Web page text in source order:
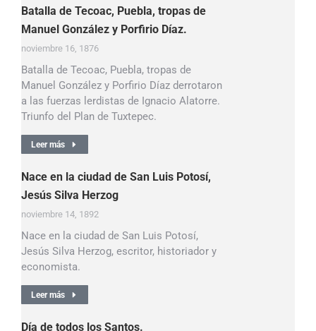
Batalla de Tecoac, Puebla, tropas de
Manuel González y Porfirio Díaz.
noviembre 16, 1876
Batalla de Tecoac, Puebla, tropas de
Manuel González y Porfirio Díaz derrotaron
a las fuerzas lerdistas de Ignacio Alatorre.
Triunfo del Plan de Tuxtepec.
Leer más
Nace en la ciudad de San Luis Potosí,
Jesús Silva Herzog
noviembre 14, 1892
Nace en la ciudad de San Luis Potosí,
Jesús Silva Herzog, escritor, historiador y
economista.
Leer más
Día de todos los Santos.